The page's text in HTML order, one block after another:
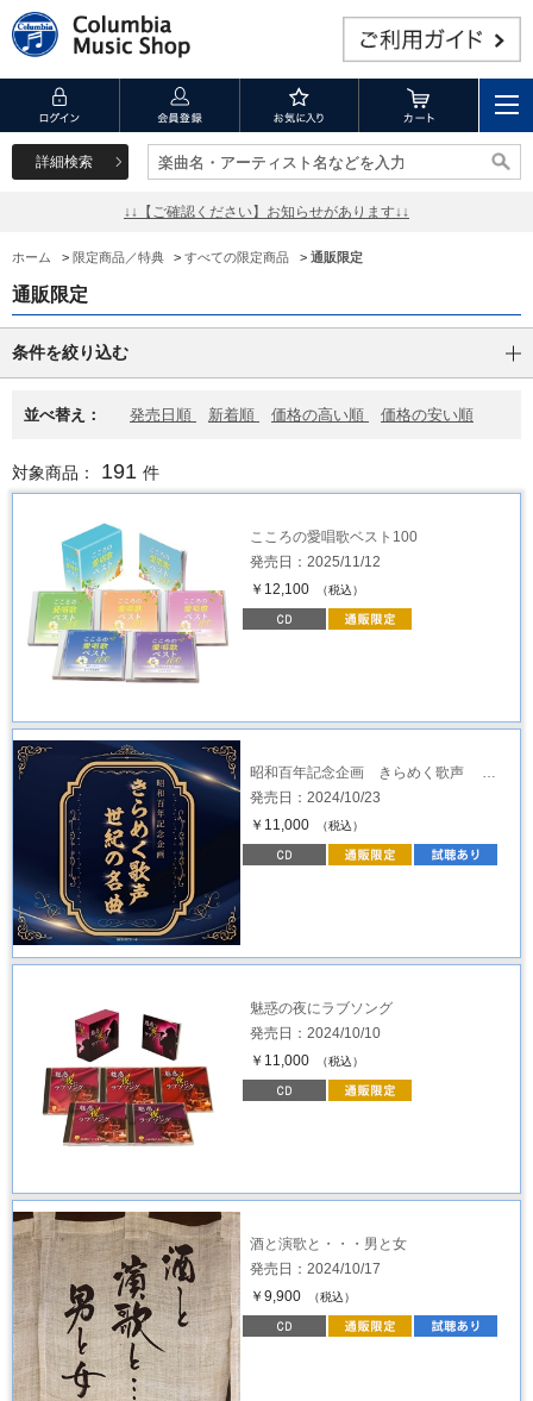
詳細検索 楽曲名・アーティスト名などを入力
楽曲名・アーティスト名などを入力
↓↓【ご確認ください】お知らせがあります↓↓
ホーム > 限定商品／特典 > すべての限定商品 > 通販限定
通販限定
条件を絞り込む
並べ替え： 発売日順 新着順 価格の高い順 価格の安い順
対象商品： 191 件
こころの愛唱歌ベスト100
発売日：2025/11/12
￥12,100
（税込）
昭和百年記念企画 きらめく歌声 …
発売日：2024/10/23
￥11,000
（税込）
魅惑の夜にラブソング
発売日：2024/10/10
￥11,000
（税込）
酒と演歌と・・・男と女
発売日：2024/10/17
￥9,900
（税込）